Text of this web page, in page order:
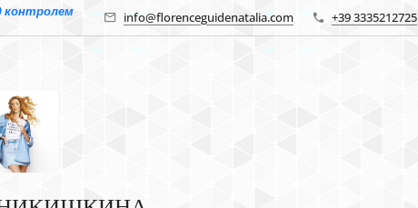
контролем info@florenceguidenatalia.com +39 3335212725